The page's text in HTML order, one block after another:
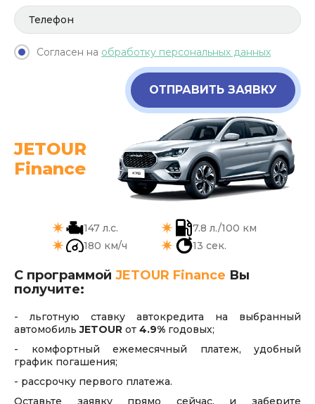
Согласен на обработку персональных данных
ОТПРАВИТЬ ЗАЯВКУ
JETOUR
Finance
147 л.с.
7.8 л./100 км
180 км/ч
13 сек.
С программой JETOUR Finance Вы
получите:
- льготную ставку автокредита на выбранный
автомобильJETOUR от 4.9% годовых;
- комфортный ежемесячный платеж, удобный
график погашения;
- рассрочку первого платежа.
Оставьте заявку прямо сейчас, и заберите